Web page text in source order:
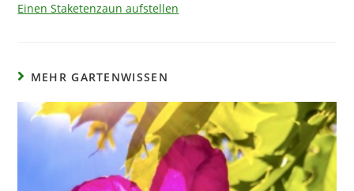
Einen Staketenzaun aufstellen
MEHR GARTENWISSEN